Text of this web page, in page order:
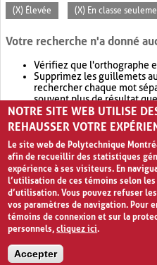
(X) Élevée (X) En classe
Votre recherche n'a donné
Vérifiez que l'orthographe
Supprimez les guillemets
rechercher chaque mot
souvent plus de résultat
Envisagez d'élargir votre
retournera souvent plus de
NOTRE SITE WEB UTILISE
REHAUSSER VOTRE
Le site web de Polytechnique
afin de recueillir des statistiques
expérience à ses visiteurs. En
l’utilisation de ces témoins selon
d’utilisation. Vous pouvez refuser
vos paramètres de navigation. Pour
témoins de connexion et sur la
personnels,cliquez ici.
Accepter